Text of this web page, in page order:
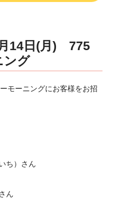
14日(月) 775
ング
モーニングにお客様をお招
ち）さん
ん